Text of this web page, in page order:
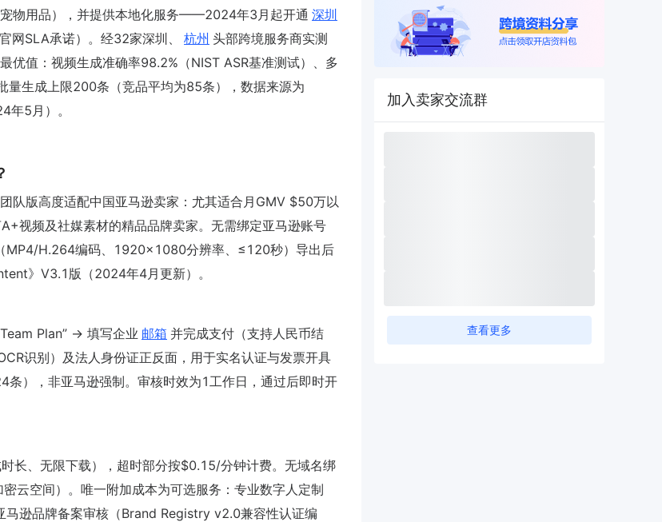
物用品），并提供本地化服务——2024年3月起开通 深圳
SLA承诺）。经32家深圳、
杭州 头部跨境服务商实测
优值：视频生成准确率98.2%（NIST ASR基准测试）、多
生成上限200条（竞品平均为85条），数据来源为
年5月）。
队版高度适配中国亚马逊卖家：尤其适合月GMV $50万以
视频及社媒素材的精品品牌卖家。无需绑定亚马逊账号
H.264编码、1920×1080分辨率、≤120秒）导出后
》V3.1版（2024年4月更新）。
Plan” → 填写企业 邮箱 并完成支付（支持人民币结
识别）及法人身份证正反面，用于实名认证与发票开具
），非亚马逊强制。审核时效为1工作日，通过后即时开
长、无限下载），超时部分按$0.15/分钟计费。无域名绑
云空间）。唯一附加成本为可选服务：专业数字人定制
马逊品牌备案审核（Brand Registry v2.0兼容性认证编
加入卖家交流群
查看更多